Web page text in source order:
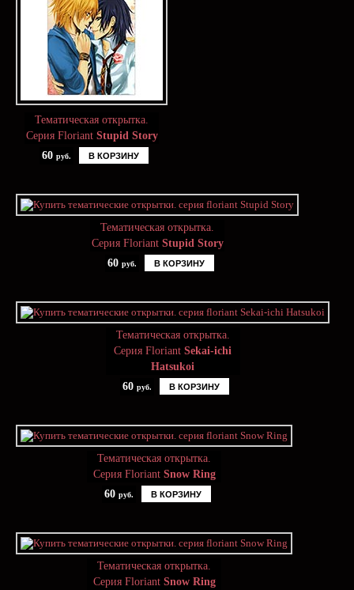
Тематическая открытка.
Серия Floriant Stupid Story
60 руб. В КОРЗИНУ
Тематическая открытка.
Серия Floriant Stupid Story
60 руб. В КОРЗИНУ
Тематическая открытка.
Серия Floriant Sekai-ichi
Hatsukoi
60 руб. В КОРЗИНУ
Тематическая открытка.
Серия Floriant Snow Ring
60 руб. В КОРЗИНУ
Тематическая открытка.
Серия Floriant Snow Ring